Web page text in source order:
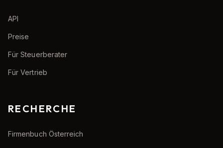
API
Preise
Für Steuerberater
Für Vertrieb
RECHERCHE
Firmenbuch Österreich